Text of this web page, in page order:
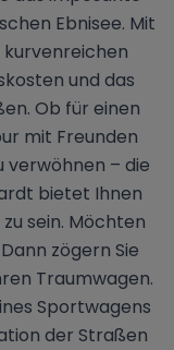
Ebnisee. Mit
kurvenreichen
und das
Ob für einen
mit Freunden
verwöhnen – die
bietet Ihnen
sein. Möchten
zögern Sie
Traumwagen.
Sportwagens
der Straßen